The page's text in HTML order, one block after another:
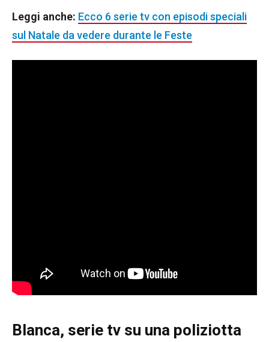
Leggi anche: Ecco 6 serie tv con episodi speciali
sul Natale da vedere durante le Feste
Blanca, serie tv su una poliziotta